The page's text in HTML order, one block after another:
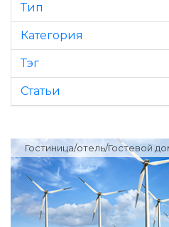
Тип
Категория
Тэг
Статьи
Гостиница/отель/Гостевой